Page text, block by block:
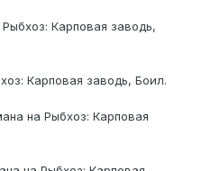
Карповая заводь,
Карповая заводь, Боил.
на Рыбхоз: Карповая